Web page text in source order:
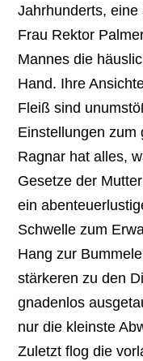
Jahrhunderts,
Frau Rektor
Mannes die
Hand. Ihre
Fleiß sind
Einstellungen zum
Ragnar hat alles,
Gesetze der
ein
Schwelle zum
Hang zur
stärkeren zu den
gnadenlos
nur die kleinste
Zuletzt flog die